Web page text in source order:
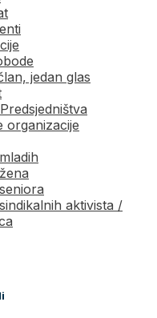
jedan glas
organizacije
aktivista /